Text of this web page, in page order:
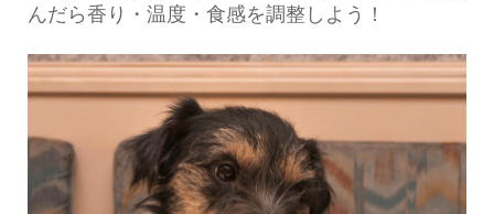
んだら香り・温度・食感を調整しよう！